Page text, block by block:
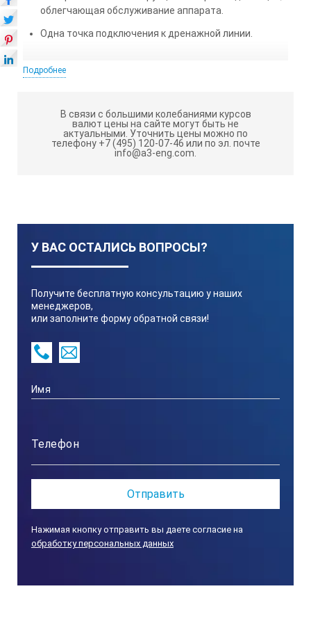
облегчающая обслуживание аппарата.
Одна точка подключения к дренажной линии.
ТЕХНИЧЕСКИЕ ХАРАКТЕРИСТИКИ ПЭ-2205
(5 Л/Ч) (ИСП А):
Производительность не менее
нержавеющая сталь
Питание
220 вольт
Мощность
4,5 кВт
Подробнее
В связи с большими колебаниями курсов
валют цены на сайте могут быть не
актуальными. Уточнить цены можно по
телефону +7 (495) 120-07-46 или по эл. почте
info@a3-eng.com.
У ВАС ОСТАЛИСЬ ВОПРОСЫ?
Получите бесплатную консультацию у наших
менеджеров,
или заполните форму обратной связи!
Нажимая кнопку отправить вы даете согласие на
обработку персональных данных